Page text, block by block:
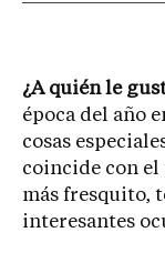
¿A quién le
época del año
cosas
coincide con
más fresquito,
interesantes